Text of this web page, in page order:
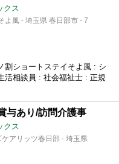
クス
よ風 - 埼玉県 春日部市 - 7
割ショートステイそよ風 : シ
活相談員 : 社会福祉士 : 正規
与あり/訪問介護事
クス
アリッツ春日部 - 埼玉県